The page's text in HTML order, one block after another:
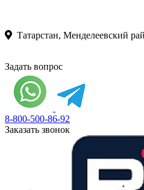
Татарстан, Менделеевский
Задать вопрос
8-800-500-86-92
Заказать звонок